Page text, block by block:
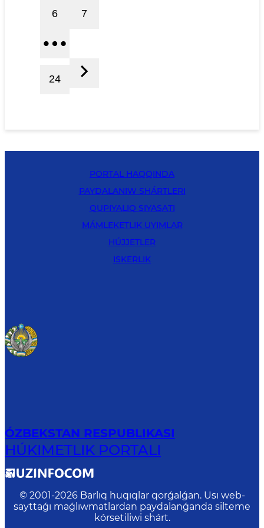
6 7
24
PORTAL HAQQINDA
PAYDALANIW SHÁRTLERI
QUPIYALIQ SIYASATI
MÁMLEKETLIK UYIMLAR
HÚJJETLER
ISKERLIK
ÓZBEKSTAN RESPUBLIKASI
HÚKIMETLIK PORTALI
© 2001-2026 Barlıq huqıqlar qorǵalǵan. Usı web-
sayttaǵı maǵlıwmatlardan paydalanǵanda silteme
kórsetiliwi shárt.